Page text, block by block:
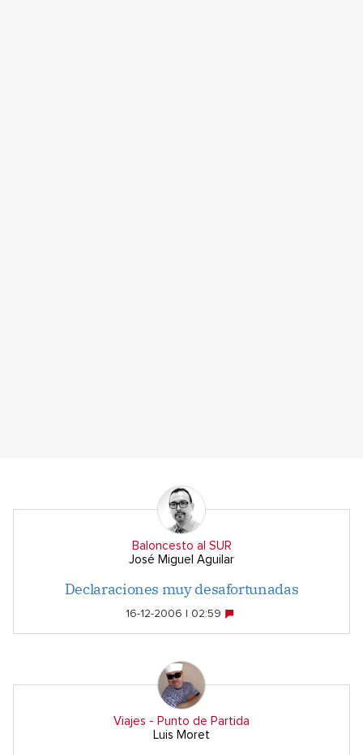
Baloncesto al SUR
José Miguel Aguilar
Declaraciones muy desafortunadas
16-12-2006 | 02:59
Viajes - Punto de Partida
Luis Moret